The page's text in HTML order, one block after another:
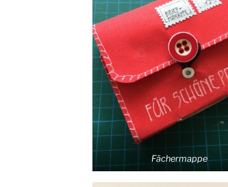
Fächer­map­pe